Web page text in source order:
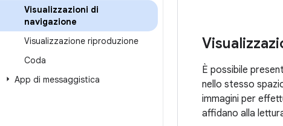
Visualizzazioni di
navigazione
Visualizzazione riproduzione
Coda
App di messaggistica
È possibile
nello stesso
immagini per
affidano alla